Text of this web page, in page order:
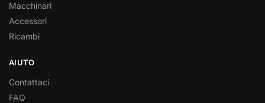
Macchinari
Accessori
Ricambi
AIUTO
Contattaci
FAQ